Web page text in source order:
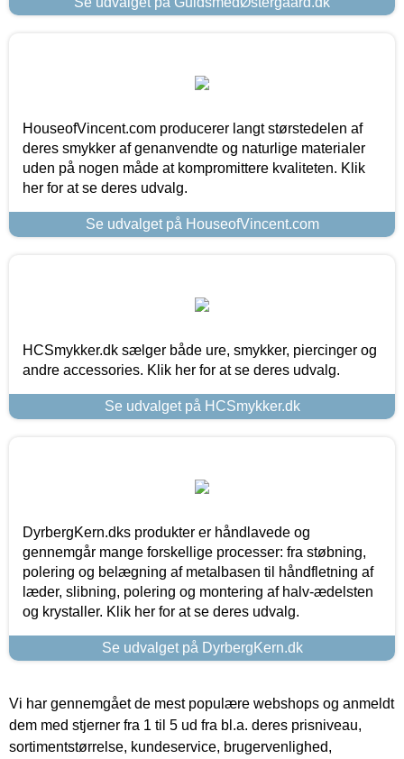
HouseofVincent.com producerer langt størstedelen af
deres smykker af genanvendte og naturlige materialer
uden på nogen måde at kompromittere kvaliteten. Klik
her for at se deres udvalg.
Se udvalget på HouseofVincent.com
HCSmykker.dk sælger både ure, smykker, piercinger og
andre accessories. Klik her for at se deres udvalg.
Se udvalget på HCSmykker.dk
DyrbergKern.dks produkter er håndlavede og
gennemgår mange forskellige processer: fra støbning,
polering og belægning af metalbasen til håndfletning af
læder, slibning, polering og montering af halv-ædelsten
og krystaller. Klik her for at se deres udvalg.
Se udvalget på DyrbergKern.dk
Vi har gennemgået de mest populære webshops og anmeldt
dem med stjerner fra 1 til 5 ud fra bl.a. deres prisniveau,
sortimentstørrelse, kundeservice, brugervenlighed,